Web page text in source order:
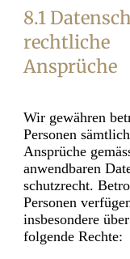
8.1
rechtliche
Ansprüche
Wir gewähren
Personen
Ansprüche
anwendbaren
schutz­recht.
Personen
insbesondere über
folgende Rechte: